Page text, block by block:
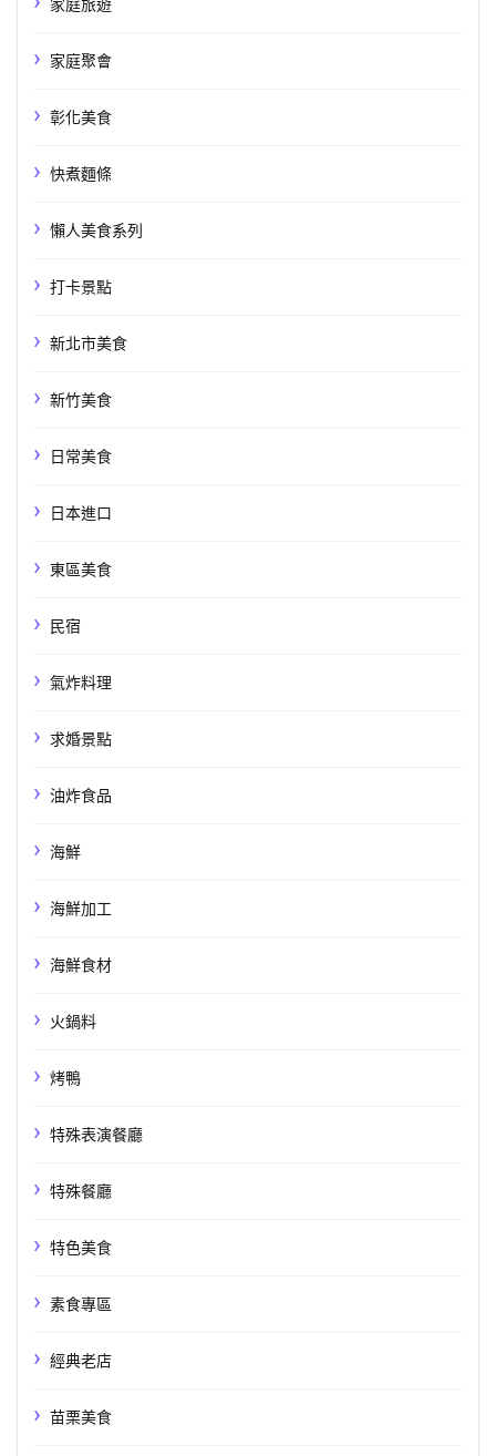
家庭旅遊
家庭聚會
彰化美食
快煮麵條
懶人美食系列
打卡景點
新北市美食
新竹美食
日常美食
日本進口
東區美食
民宿
氣炸料理
求婚景點
油炸食品
海鮮
海鮮加工
海鮮食材
火鍋料
烤鴨
特殊表演餐廳
特殊餐廳
特色美食
素食專區
經典老店
苗栗美食